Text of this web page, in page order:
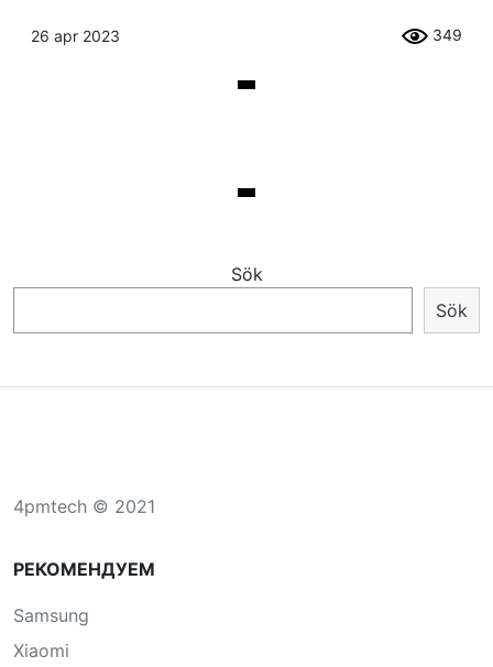
26 apr 2023 349
Sök
Sök
4pmtech © 2021
РЕКОМЕНДУЕМ
Samsung
Xiaomi